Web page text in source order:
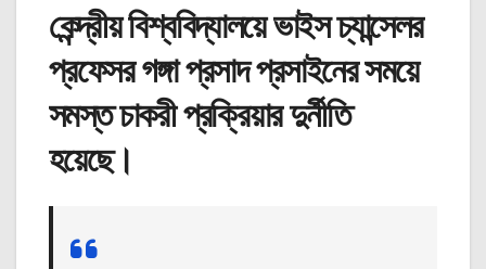
কেন্দ্রীয় বিশ্ববিদ্যালয়ে ভাইস চ্যান্সেলর
প্রফেসর গঙ্গা প্রসাদ প্রসাইনের সময়ে
সমস্ত চাকরী প্রক্রিয়ার দুর্নীতি
হয়েছে।